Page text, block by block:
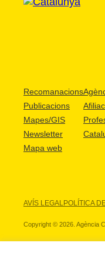
Recomanacions
Publicacions
Mapes/GIS
Newsletter
Mapa web
AVÍS LEGALPOLÍTICA
Copyright © 2026. Agència